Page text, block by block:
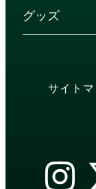
グッズ
サイト